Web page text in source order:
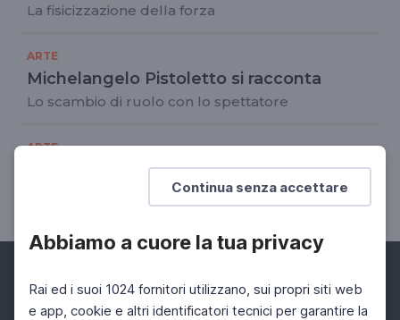
Continua senza accettare
Abbiamo a cuore la tua privacy
Rai ed i suoi 1024 fornitori utilizzano, sui propri siti web
e app, cookie e altri identificatori tecnici per garantire la
La fisicizzazione della forza
ARTE
Michelangelo Pistoletto si racconta
Lo scambio di ruolo con lo spettatore
ARTE
Luca Pignatelli
Il tempo plurale dell'arte